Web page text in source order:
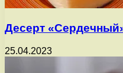
Десерт
25.04.2023